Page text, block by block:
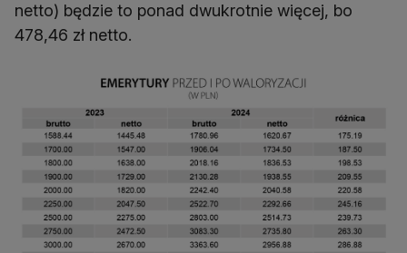
netto) będzie to ponad dwukrotnie więcej, bo
478,46 zł netto.